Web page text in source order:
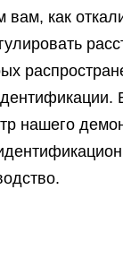
как
нашего